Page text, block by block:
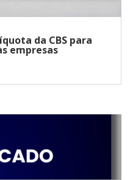
da CBS para
empresas